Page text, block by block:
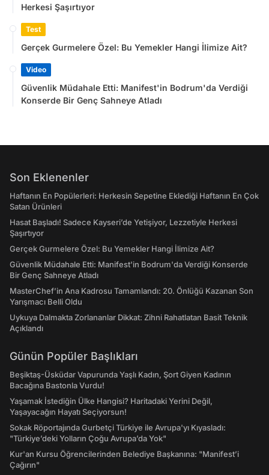
Herkesi Şaşırtıyor
Test
Gerçek Gurmelere Özel: Bu Yemekler Hangi İlimize Ait?
Video
Güvenlik Müdahale Etti: Manifest'in Bodrum'da Verdiği
Konserde Bir Genç Sahneye Atladı
Son Eklenenler
Haftanın En Popülerleri: Herkesin Sepetine Eklediği Haftanın En Çok
Satan Ürünleri
Hasat Başladı! Sadece Kayseri’de Yetişiyor, Lezzetiyle Herkesi
Şaşırtıyor
Gerçek Gurmelere Özel: Bu Yemekler Hangi İlimize Ait?
Güvenlik Müdahale Etti: Manifest'in Bodrum'da Verdiği Konserde
Bir Genç Sahneye Atladı
MasterChef’in Ana Kadrosu Tamamlandı: 20. Önlüğü Kazanan Son
Yarışmacı Belli Oldu
Uykuya Dalmakta Zorlananlar Dikkat: Zihni Rahatlatan Basit Teknik
Açıklandı
Günün Popüler Başlıkları
Beşiktaş-Üsküdar Vapurunda Yaşlı Kadın, Şort Giyen Kadının
Bacağına Bastonla Vurdu!
Yaşamak İstediğin Ülke Hangisi? Haritadaki Yerini Değil,
Yaşayacağın Hayatı Seçiyorsun!
Sokak Röportajında Gurbetçi Türkiye ile Avrupa'yı Kıyasladı:
"Türkiye’deki Yolların Çoğu Avrupa’da Yok"
Kur'an Kursu Öğrencilerinden Belediye Başkanına: "Manifest’i
Çağırın"